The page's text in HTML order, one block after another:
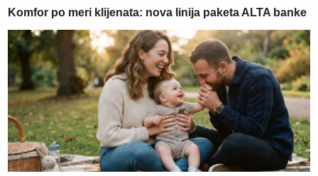
Komfor po meri klijenata: nova linija paketa ALTA banke